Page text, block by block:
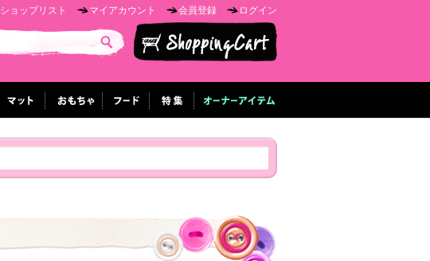
ログイン
会員登録
マイアカウント
ショップリスト